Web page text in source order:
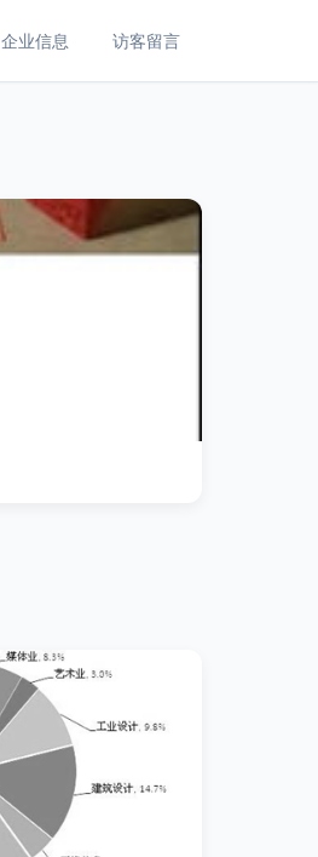
企业信息 访客留言